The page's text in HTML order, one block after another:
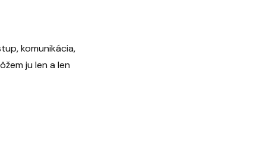
komunikácia,
ju len a len